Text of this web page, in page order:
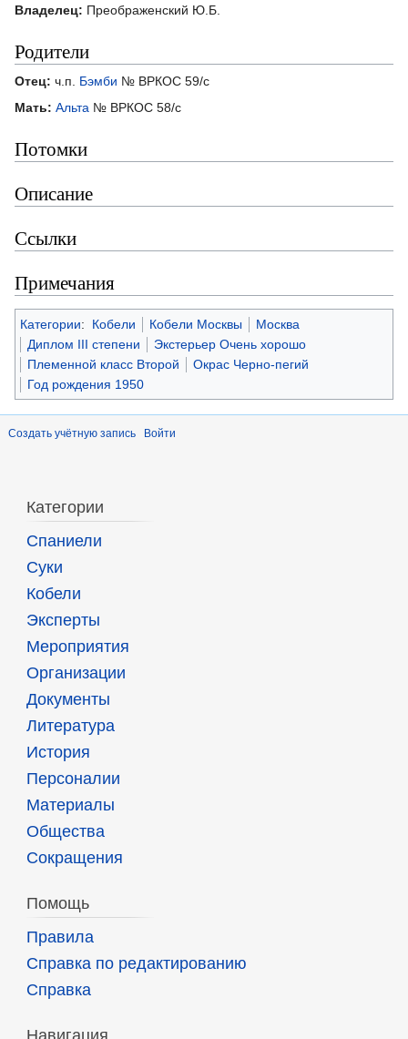
Владелец: Преображенский Ю.Б.
Родители
Отец: ч.п. Бэмби № ВРКОС 59/с
Мать: Альта № ВРКОС 58/с
Потомки
Описание
Ссылки
Примечания
Категории: Кобели Кобели Москвы
Москва
Диплом III степени
Экстерьер Очень хорошо
Племенной класс Второй
Окрас Черно-пегий
Год рождения 1950
Создать учётную запись Войти
Категории
Спаниели
Суки
Кобели
Эксперты
Мероприятия
Организации
Документы
Литература
История
Персоналии
Материалы
Общества
Сокращения
Помощь
Правила
Справка по редактированию
Справка
Навигация